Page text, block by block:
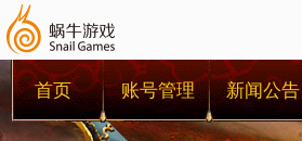
首页 账号管理 新闻公告